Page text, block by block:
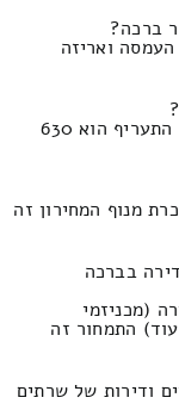
ברכה?
העמסה ואריזה
המחיר להובלת אריחים יחד עם שירותי הנפה התעריף הוא 630
מנוף המחירון זה
בברכה
(מכניזמי
התמחור זה
ודירות של שרתים